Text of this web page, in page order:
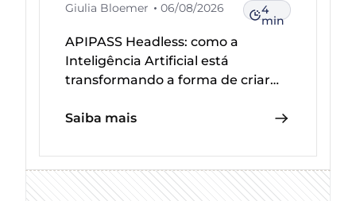
Giulia Bloemer 06/08/2026 4
min
APIPASS Headless: como a
Inteligência Artificial está
transformando a forma de criar
Saiba mais